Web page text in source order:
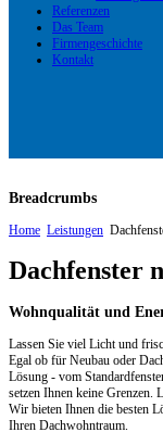
Referenzen
Das Team
Firmengeschichte
Kontakt
Breadcrumbs
Home Leistungen
Dachfenster
Wohnqualität und
Lassen Sie viel Licht und
Egal ob für Neubau oder
Lösung - vom
setzen Ihnen keine Grenzen.
Wir bieten Ihnen die besten
Ihren Dachwohntraum.